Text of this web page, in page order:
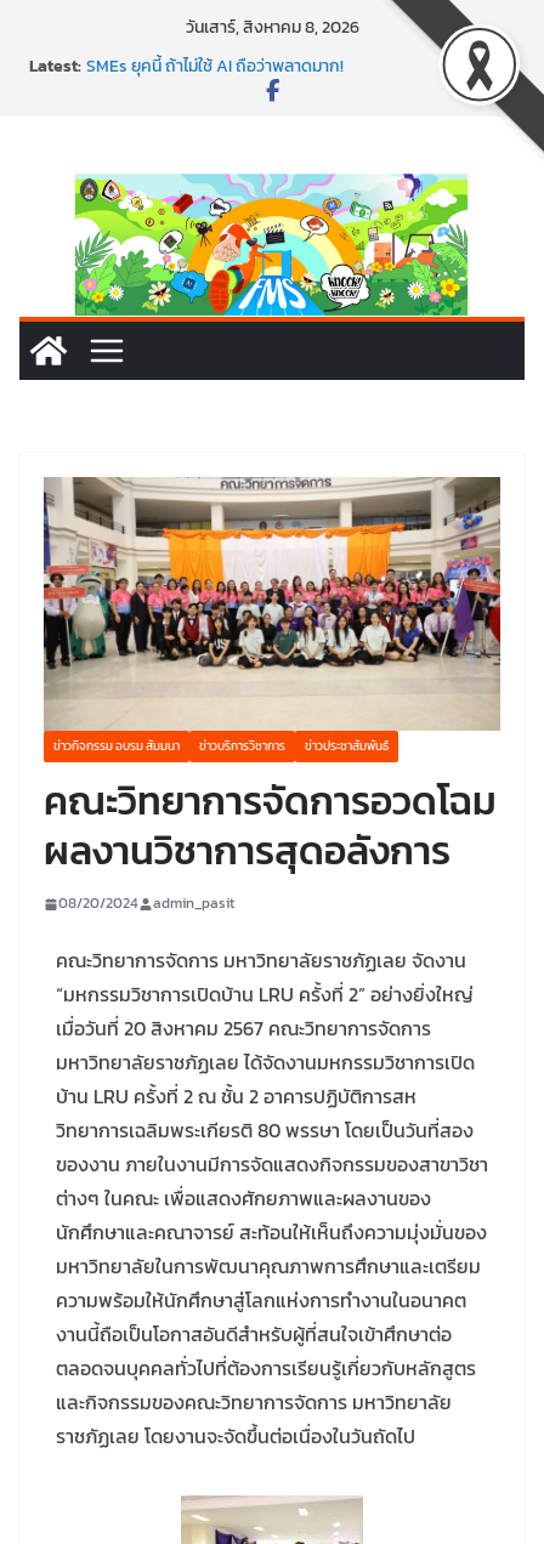
วันเสาร์, สิงหาคม 8, 2026
Latest:พาธุรกิจท้องถิ่นสู่ตลาดโลก ด้วยเทคโนโลยี AI!
SMEs ยุคนี้ ถ้าไม่ใช้ AI ถือว่าพลาดมาก!
สร้าง VDO ก็ปัง แถมเขียนโค้ดสร้างแอปได้อีก! เรียนกับ
พร้อมลุยแล้ว! ปักหมุดโรดแมป AI อัปสกิลธุรกิจให้พุ่งทะยาน
ข่าวกิจกรรม อบรม สัมมนา ข่าวบริการวิชาการ ข่าวประชาสัมพันธ์
คณะวิทยาการจัดการอวดโฉม
ผลงานวิชาการสุดอลังการ
08/20/2024 admin_pasit
คณะวิทยาการจัดการ มหาวิทยาลัยราชภัฏเลย จัดงาน
“มหกรรมวิชาการเปิดบ้าน LRU ครั้งที่ 2” อย่างยิ่งใหญ่
เมื่อวันที่ 20 สิงหาคม 2567 คณะวิทยาการจัดการ
มหาวิทยาลัยราชภัฏเลย ได้จัดงานมหกรรมวิชาการเปิด
บ้าน LRU ครั้งที่ 2 ณ ชั้น 2 อาคารปฏิบัติการสห
วิทยาการเฉลิมพระเกียรติ 80 พรรษา โดยเป็นวันที่สอง
ของงาน ภายในงานมีการจัดแสดงกิจกรรมของสาขาวิชา
ต่างๆ ในคณะ เพื่อแสดงศักยภาพและผลงานของ
นักศึกษาและคณาจารย์ สะท้อนให้เห็นถึงความมุ่งมั่นของ
มหาวิทยาลัยในการพัฒนาคุณภาพการศึกษาและเตรียม
ความพร้อมให้นักศึกษาสู่โลกแห่งการทำงานในอนาคต
งานนี้ถือเป็นโอกาสอันดีสำหรับผู้ที่สนใจเข้าศึกษาต่อ
ตลอดจนบุคคลทั่วไปที่ต้องการเรียนรู้เกี่ยวกับหลักสูตร
และกิจกรรมของคณะวิทยาการจัดการ มหาวิทยาลัย
ราชภัฏเลย โดยงานจะจัดขึ้นต่อเนื่องในวันถัดไป